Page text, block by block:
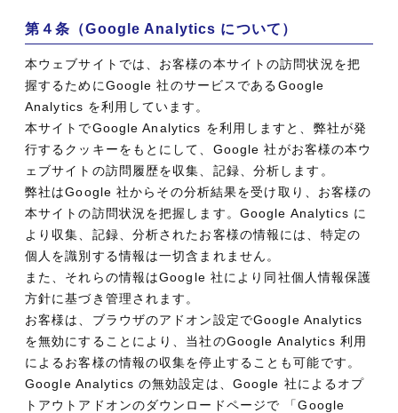
第４条（Google Analytics について）
本ウェブサイトでは、お客様の本サイトの訪問状況を把
握するためにGoogle 社のサービスであるGoogle
Analytics を利用しています。
本サイトでGoogle Analytics を利用しますと、弊社が発
行するクッキーをもとにして、Google 社がお客様の本ウ
ェブサイトの訪問履歴を収集、記録、分析します。
弊社はGoogle 社からその分析結果を受け取り、お客様の
本サイトの訪問状況を把握します。Google Analytics に
より収集、記録、分析されたお客様の情報には、特定の
個人を識別する情報は一切含まれません。
また、それらの情報はGoogle 社により同社個人情報保護
方針に基づき管理されます。
お客様は、ブラウザのアドオン設定でGoogle Analytics
を無効にすることにより、当社のGoogle Analytics 利用
によるお客様の情報の収集を停止することも可能です。
Google Analytics の無効設定は、Google 社によるオプ
トアウトアドオンのダウンロードページで 「Google